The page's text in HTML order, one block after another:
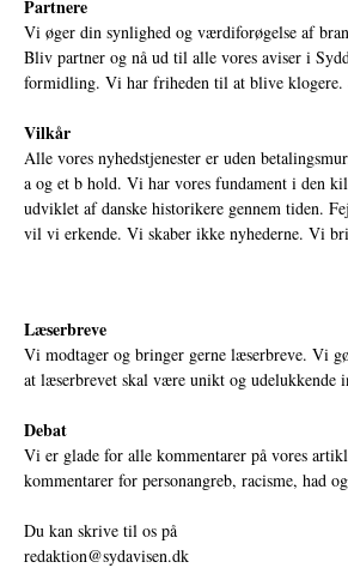
Partnere
Vi øger din synlighed og værdiforøgelse af
Bliv partner og nå ud til alle vores aviser i
formidling. Vi har friheden til at blive klogere.
Vilkår
Alle vores nyhedstjenester er uden
a og et b hold. Vi har vores fundament i den
udviklet af danske historikere gennem tiden.
vil vi erkende. Vi skaber ikke nyhederne. Vi
Læserbreve
Vi modtager og bringer gerne læserbreve. Vi
at læserbrevet skal være unikt og udelukkende
Debat
Vi er glade for alle kommentarer på vores
kommentarer for personangreb, racisme, had
Du kan skrive til os på
redaktion@sydavisen.dk